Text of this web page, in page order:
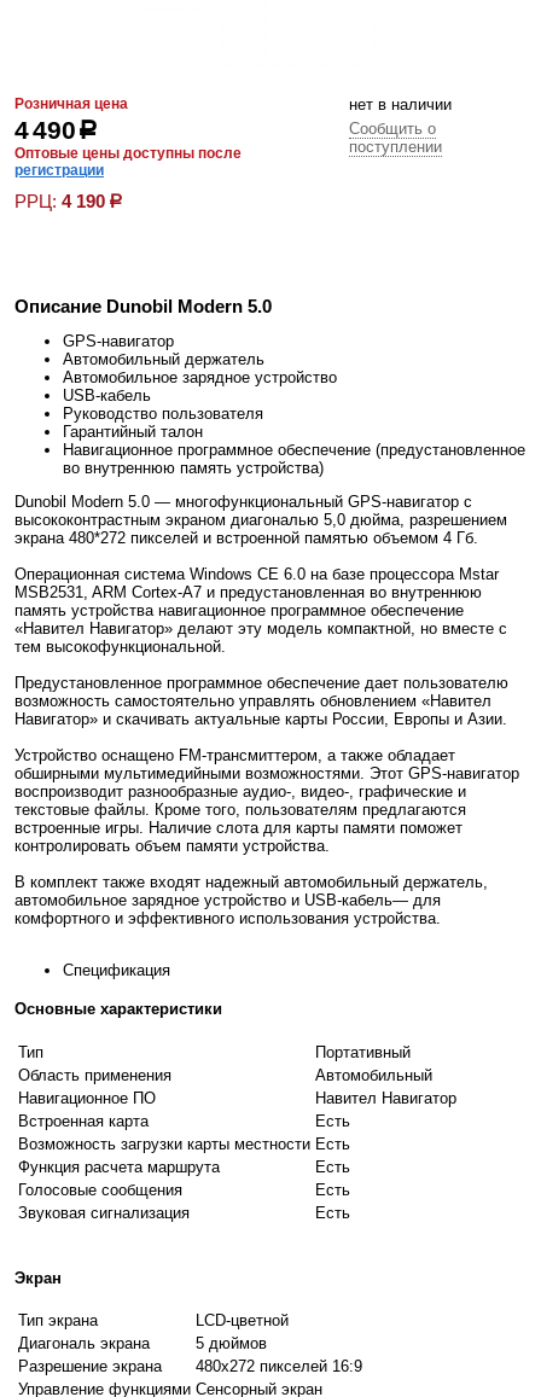
Розничная цена
4 490р
Оптовые цены доступны после
регистрации
РРЦ: 4 190 р
нет в наличии
Сообщить о
поступлении
Описание Dunobil Modern 5.0
GPS-навигатор
Автомобильный держатель
Автомобильное зарядное устройство
USB-кабель
Руководство пользователя
Гарантийный талон
Навигационное программное обеспечение (предустановленное
во внутреннюю память устройства)
Dunobil Modern 5.0 — многофункциональный GPS-навигатор с
высококонтрастным экраном диагональю 5,0 дюйма, разрешением
экрана 480*272 пикселей и встроенной памятью объемом 4 Гб.
Операционная система Windows CE 6.0 на базе процессора Mstar
MSB2531, ARM Cortex-A7 и предустановленная во внутреннюю
память устройства навигационное программное обеспечение
«Навител Навигатор» делают эту модель компактной, но вместе с
тем высокофункциональной.
Предустановленное программное обеспечение дает пользователю
возможность самостоятельно управлять обновлением «Навител
Навигатор» и скачивать актуальные карты России, Европы и Азии.
Устройство оснащено FM-трансмиттером, а также обладает
обширными мультимедийными возможностями. Этот GPS-навигатор
воспроизводит разнообразные аудио-, видео-, графические и
текстовые файлы. Кроме того, пользователям предлагаются
встроенные игры. Наличие слота для карты памяти поможет
контролировать объем памяти устройства.
В комплект также входят надежный автомобильный держатель,
автомобильное зарядное устройство и USB-кабель— для
комфортного и эффективного использования устройства.
Спецификация
Основные характеристики
Тип
Портативный
Область применения
Автомобильный
Навигационное ПО
Навител Навигатор
Встроенная карта
Есть
Возможность загрузки карты местности Есть
Функция расчета маршрута
Есть
Голосовые сообщения
Есть
Звуковая сигнализация
Есть
Экран
Тип экрана
LCD-цветной
Диагональ экрана
5 дюймов
Разрешение экрана
480х272 пикселей 16:9
Управление функциями Сенсорный экран